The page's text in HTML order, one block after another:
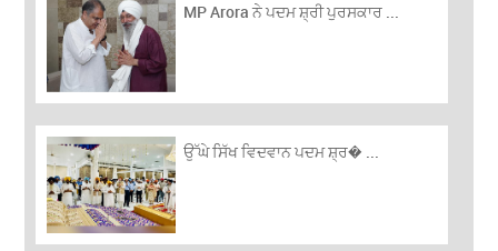
MP Arora ਨੇ ਪਦਮ ਸ਼੍ਰੀ ਪੁਰਸਕਾਰ ...
ਉੱਘੇ ਸਿੱਖ ਵਿਦਵਾਨ ਪਦਮ ਸ਼੍ਰ� ...